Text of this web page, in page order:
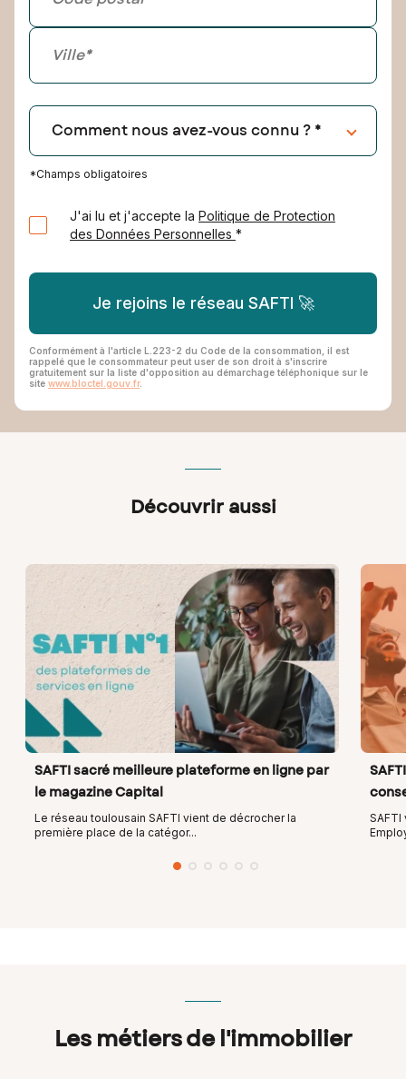
*Champs obligatoires
J'ai lu et j'accepte la Politique de Protection
des Données Personnelles *
Je rejoins le réseau SAFTI 🚀
Conformément à l'article L.223-2 du Code de la consommation, il est
rappelé que le consommateur peut user de son droit à s'inscrire
gratuitement sur la liste d'opposition au démarchage téléphonique sur le
site www.bloctel.gouv.fr.
Découvrir aussi
SAFTI sacré meilleure plateforme en ligne par
le magazine Capital
Le réseau toulousain SAFTI vient de décrocher la
première place de la catégor...
Les métiers de l'immobilier